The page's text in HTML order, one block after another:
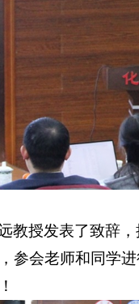
教授发表了致辞
参会老师和同学进